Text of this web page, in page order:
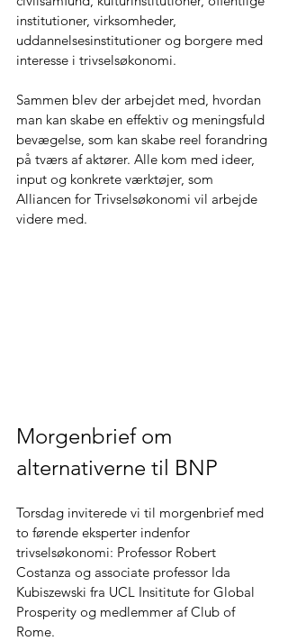
institutioner, virksomheder,
uddannelsesinstitutioner og borgere med
interesse i trivselsøkonomi.
Sammen blev der arbejdet med, hvordan
man kan skabe en effektiv og meningsfuld
bevægelse, som kan skabe reel forandring
på tværs af aktører. Alle kom med ideer,
input og konkrete værktøjer, som
Alliancen for Trivselsøkonomi vil arbejde
videre med.
Morgenbrief om
alternativerne til BNP
Torsdag inviterede vi til morgenbrief med
to førende eksperter indenfor
trivselsøkonomi: Professor Robert
Costanza og associate professor Ida
Kubiszewski fra UCL Insititute for Global
Prosperity og medlemmer af Club of
Rome.